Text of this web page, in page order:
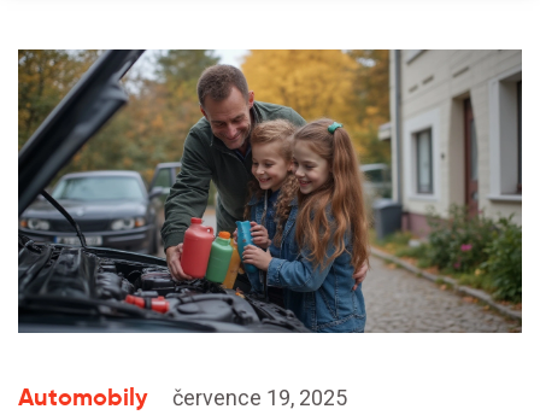
Automobily července 19, 2025